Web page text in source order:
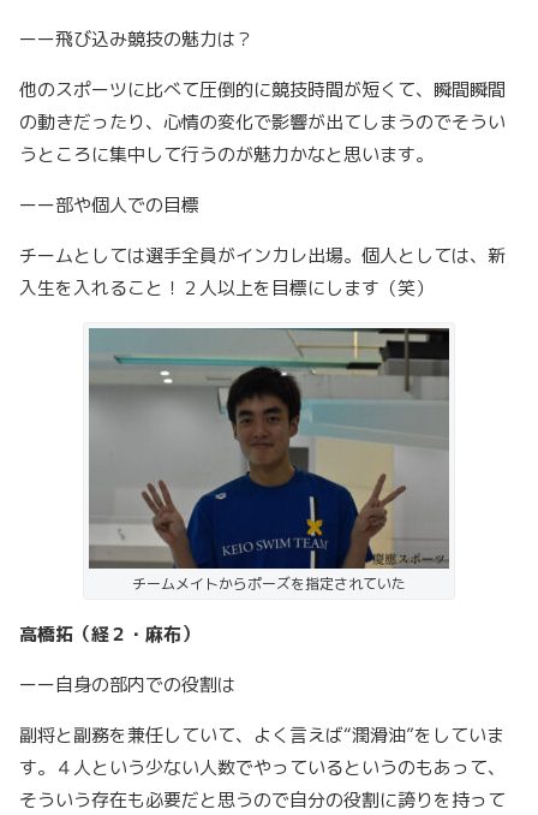
ーー飛び込み競技の魅力は？
他のスポーツに比べて圧倒的に競技時間が短くて、瞬間瞬間
の動きだったり、心情の変化で影響が出てしまうのでそうい
うところに集中して行うのが魅力かなと思います。
ーー部や個人での目標
チームとしては選手全員がインカレ出場。個人としては、新
入生を入れること！２人以上を目標にします（笑）
チームメイトからポーズを指定されていた
高橋拓（経２・麻布）
ーー自身の部内での役割は
副将と副務を兼任していて、よく言えば“潤滑油”をしていま
す。４人という少ない人数でやっているというのもあって、
そういう存在も必要だと思うので自分の役割に誇りを持って